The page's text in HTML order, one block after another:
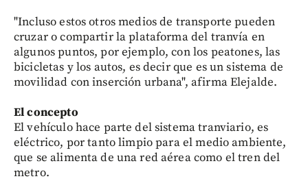
"Incluso estos otros medios de transporte pueden
cruzar o compartir la plataforma del tranvía en
algunos puntos, por ejemplo, con los peatones, las
bicicletas y los autos, es decir que es un sistema de
movilidad con inserción urbana", afirma Elejalde.
El concepto
El vehículo hace parte del sistema tranviario, es
eléctrico, por tanto limpio para el medio ambiente,
que se alimenta de una red aérea como el tren del
metro.